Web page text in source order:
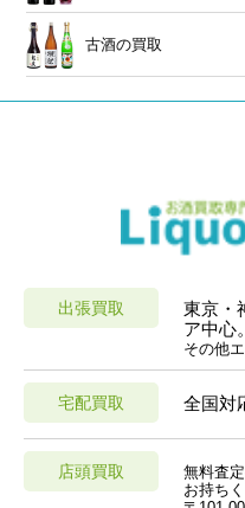
古酒の買取
出張買取
東京・
ア中心。
その他
宅配買取 全国対
店頭買取
無料査
お持ちく